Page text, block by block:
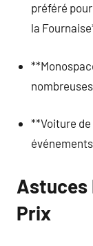
préféré
la
**Voiture
Astuces
Prix